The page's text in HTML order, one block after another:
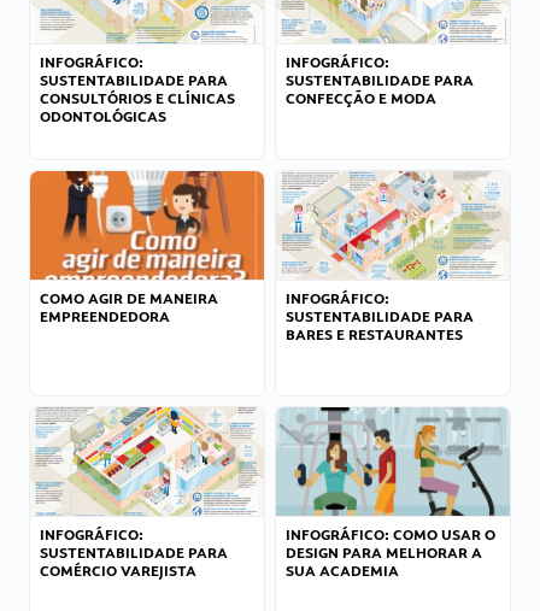
INFOGRÁFICO:
SUSTENTABILIDADE PARA
CONSULTÓRIOS E CLÍNICAS
ODONTOLÓGICAS
INFOGRÁFICO:
SUSTENTABILIDADE PARA
CONFECÇÃO E MODA
COMO AGIR DE MANEIRA
EMPREENDEDORA
INFOGRÁFICO:
SUSTENTABILIDADE PARA
BARES E RESTAURANTES
INFOGRÁFICO:
SUSTENTABILIDADE PARA
COMÉRCIO VAREJISTA
INFOGRÁFICO: COMO USAR O
DESIGN PARA MELHORAR A
SUA ACADEMIA